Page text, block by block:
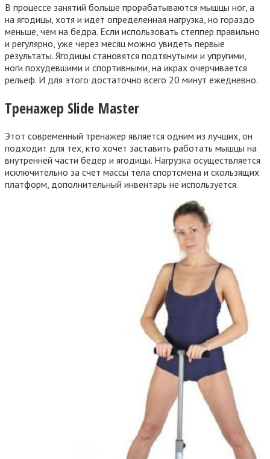
В процессе занятий больше прорабатываются мышцы ног, а
на ягодицы, хотя и идет определенная нагрузка, но гораздо
меньше, чем на бедра. Если использовать степпер правильно
и регулярно, уже через месяц можно увидеть первые
результаты. Ягодицы становятся подтянутыми и упругими,
ноги похудевшими и спортивными, на икрах очерчивается
рельеф. И для этого достаточно всего 20 минут ежедневно.
Тренажер Slide Master
Этот современный тренажер является одним из лучших, он
подходит для тех, кто хочет заставить работать мышцы на
внутренней части бедер и ягодицы. Нагрузка осуществляется
исключительно за счет массы тела спортсмена и скользящих
платформ, дополнительный инвентарь не используется.